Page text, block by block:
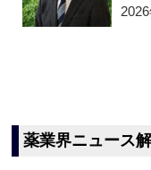
薬業界ニュース